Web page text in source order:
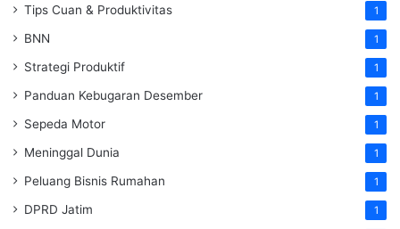
Tips Cuan & Produktivitas 1
BNN 1
Strategi Produktif 1
Panduan Kebugaran Desember 1
Sepeda Motor 1
Meninggal Dunia 1
Peluang Bisnis Rumahan 1
DPRD Jatim 1